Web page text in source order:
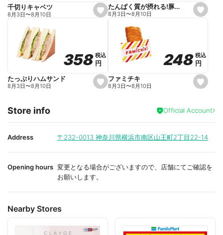
e
e
s
e
o
r
i
e
千切りキャベツ
8月3日〜8月10日
s
e
o
r
i
e
たんぱく質が摂れる!豚しゃぶのパスタサラダ
8月3日〜8月10日
s
e
i
t
358
358税込
税込
円
円
たっぷりハムサンド
8月3日〜8月10日
s
e
a
i
t
248
248 税込
税込
円
円
ファミチキ
8月3日〜8月10日
Store info Official Account
Address 〒232-0013 神奈川県横浜市南区山王町2丁目22-14
Opening hours 変更となる場合がございますので、店舗にてご確認を
お願いします。
Nearby Stores